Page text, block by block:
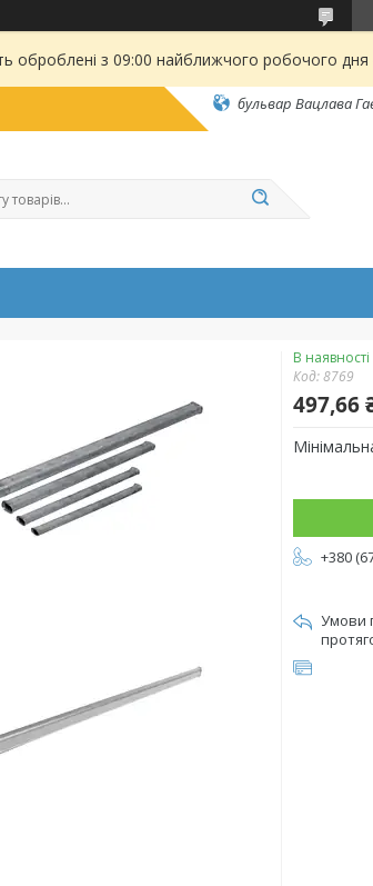
оброблені з 09:00 найближчого робочого дня
бульвар Вацлава
В наявності
Код:8769
497,66
+380